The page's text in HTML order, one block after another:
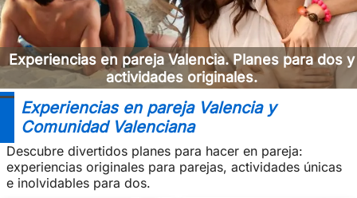
Experiencias en pareja Valencia. Planes para dos y
actividades originales.
Experiencias en pareja Valencia y
Comunidad Valenciana
Descubre divertidos planes para hacer en pareja:
experiencias originales para parejas, actividades únicas
e inolvidables para dos.